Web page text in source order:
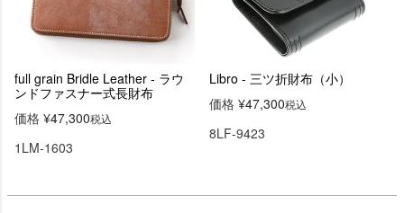
full grain Bridle Leather - ラウ
ンドファスナー式長財布
価格 ¥47,300税込
1LM-1603
Libro - 三ツ折財布（小）
価格 ¥47,300税込
8LF-9423